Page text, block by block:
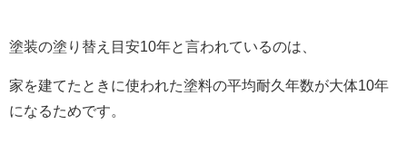
塗装の塗り替え目安10年と言われているのは、
家を建てたときに使われた塗料の平均耐久年数が大体10年
になるためです。